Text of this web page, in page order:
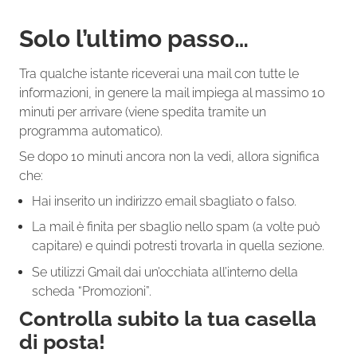
Solo l’ultimo passo…
Tra qualche istante riceverai una mail con tutte le
informazioni, in genere la mail impiega al massimo 10
minuti per arrivare (viene spedita tramite un
programma automatico).
Se dopo 10 minuti ancora non la vedi, allora significa
che:
Hai inserito un indirizzo email sbagliato o falso.
La mail è finita per sbaglio nello spam (a volte può
capitare) e quindi potresti trovarla in quella sezione.
Se utilizzi Gmail dai un’occhiata all’interno della
scheda “Promozioni”.
Controlla subito la tua casella
di posta!